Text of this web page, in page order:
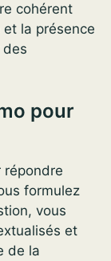
cohérent
et la présence
des
pour
répondre
formulez
vous
et
de la